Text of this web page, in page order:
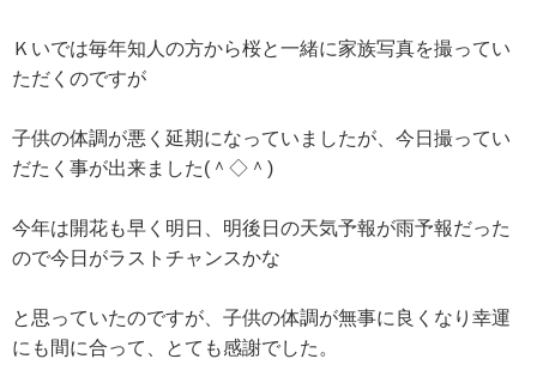
Ｋいでは毎年知人の方から桜と一緒に家族写真を撮ってい
ただくのですが
子供の体調が悪く延期になっていましたが、今日撮ってい
だたく事が出来ました(＾◇＾)
今年は開花も早く明日、明後日の天気予報が雨予報だった
ので今日がラストチャンスかな
と思っていたのですが、子供の体調が無事に良くなり幸運
にも間に合って、とても感謝でした。